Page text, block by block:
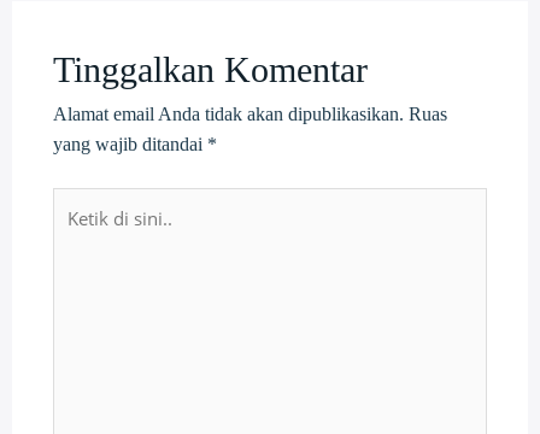
Tinggalkan Komentar
Alamat email Anda tidak akan dipublikasikan. Ruas
yang wajib ditandai *